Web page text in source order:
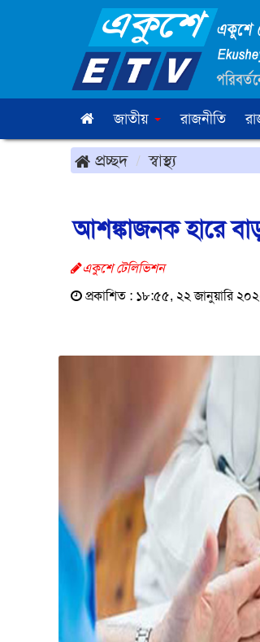
জাতীয় রাজনীতি
প্রচ্ছদ স্বাস্থ্য
আশঙ্কাজনক হারে
একুশে টেলিভিশন
প্রকাশিত : ১৮:৫৫, ২২ জানুয়ারি